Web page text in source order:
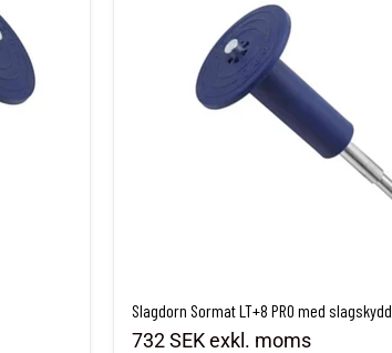
Slagdorn Sormat LT+8 PRO med slagskydd
732 SEKexkl. moms